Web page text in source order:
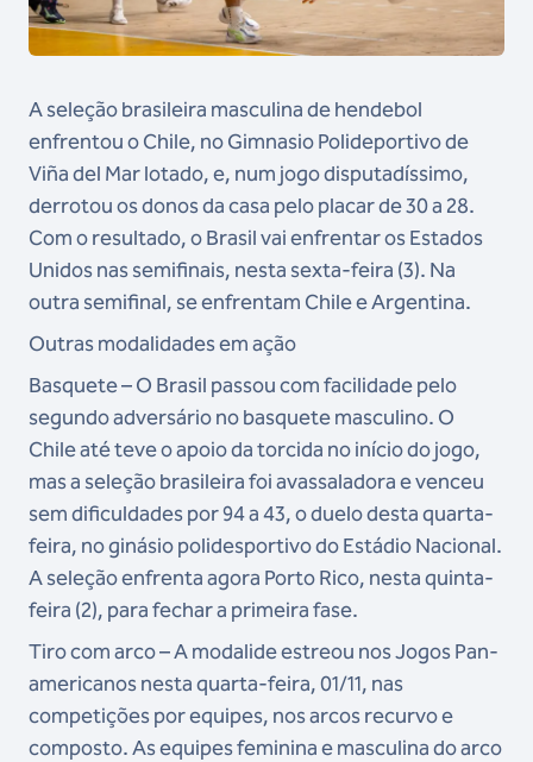
A seleção brasileira masculina de hendebol
enfrentou o Chile, no Gimnasio Polideportivo de
Viña del Mar lotado, e, num jogo disputadíssimo,
derrotou os donos da casa pelo placar de 30 a 28.
Com o resultado, o Brasil vai enfrentar os Estados
Unidos nas semifinais, nesta sexta-feira (3). Na
outra semifinal, se enfrentam Chile e Argentina.
Outras modalidades em ação
Basquete – O Brasil passou com facilidade pelo
segundo adversário no basquete masculino. O
Chile até teve o apoio da torcida no início do jogo,
mas a seleção brasileira foi avassaladora e venceu
sem dificuldades por 94 a 43, o duelo desta quarta-
feira, no ginásio polidesportivo do Estádio Nacional.
A seleção enfrenta agora Porto Rico, nesta quinta-
feira (2), para fechar a primeira fase.
Tiro com arco – A modalide estreou nos Jogos Pan-
americanos nesta quarta-feira, 01/11, nas
competições por equipes, nos arcos recurvo e
composto. As equipes feminina e masculina do arco